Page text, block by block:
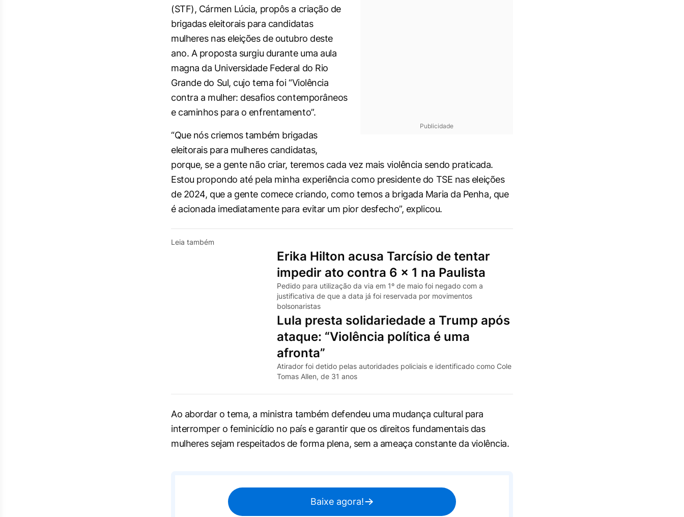
Publicidade
(STF), Cármen Lúcia, propôs a criação de
brigadas eleitorais para candidatas
mulheres nas eleições de outubro deste
ano. A proposta surgiu durante uma aula
magna da Universidade Federal do Rio
Grande do Sul, cujo tema foi “Violência
contra a mulher: desafios contemporâneos
e caminhos para o enfrentamento”.
“Que nós criemos também brigadas
eleitorais para mulheres candidatas,
porque, se a gente não criar, teremos cada vez mais violência sendo praticada.
Estou propondo até pela minha experiência como presidente do TSE nas eleições
de 2024, que a gente comece criando, como temos a brigada Maria da Penha, que
é acionada imediatamente para evitar um pior desfecho”, explicou.
Leia também
Erika Hilton acusa Tarcísio de tentar
impedir ato contra 6 x 1 na Paulista
Pedido para utilização da via em 1º de maio foi negado com a
justificativa de que a data já foi reservada por movimentos
bolsonaristas
Lula presta solidariedade a Trump após
ataque: “Violência política é uma
afronta”
Atirador foi detido pelas autoridades policiais e identificado como Cole
Tomas Allen, de 31 anos
Ao abordar o tema, a ministra também defendeu uma mudança cultural para
interromper o feminicídio no país e garantir que os direitos fundamentais das
mulheres sejam respeitados de forma plena, sem a ameaça constante da violência.
Baixe agora!